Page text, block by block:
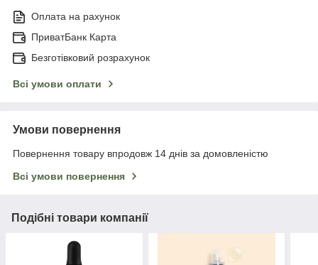
Оплата на рахунок
ПриватБанк Карта
Безготівковий розрахунок
Всі умови оплати
Умови повернення
Повернення товару впродовж 14 днів за домовленістю
Всі умови повернення
Подібні товари компанії